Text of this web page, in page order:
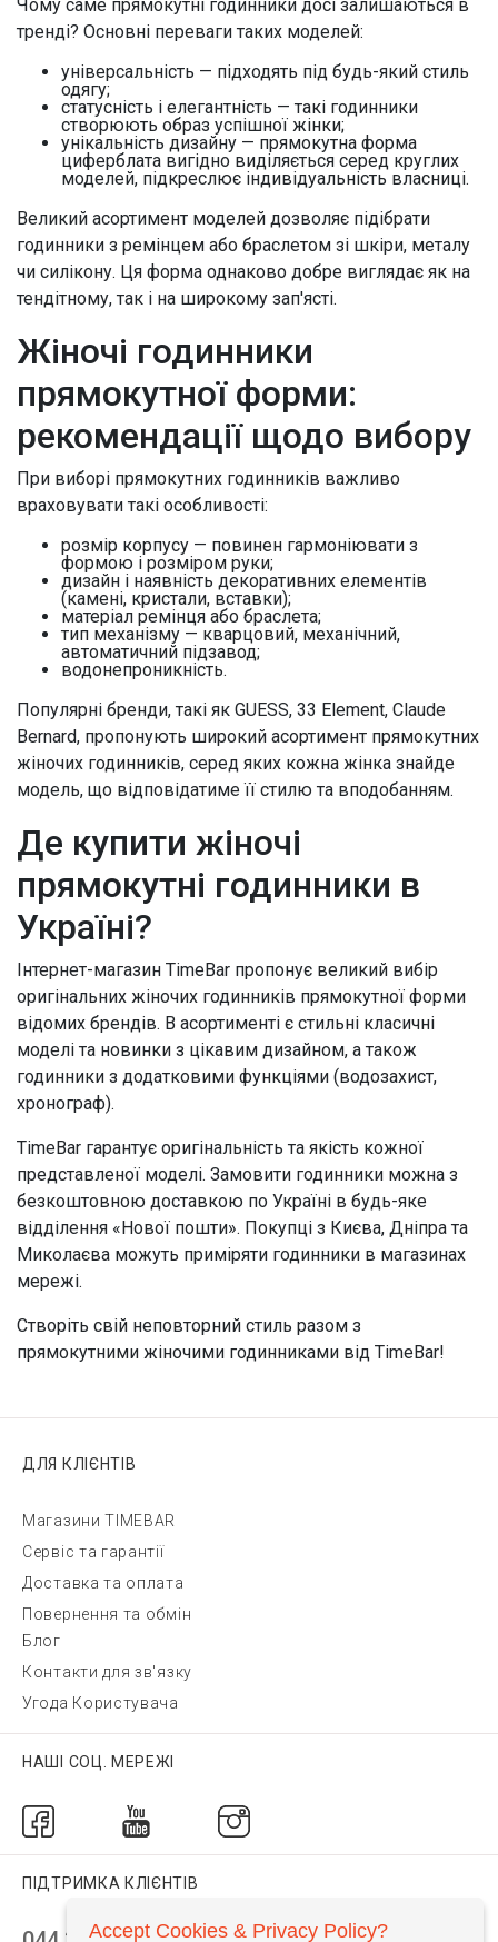
Чому саме прямокутні годинники досі залишаються в
тренді? Основні переваги таких моделей:
універсальність — підходять під будь-який стиль
одягу;
статусність і елегантність — такі годинники
створюють образ успішної жінки;
унікальність дизайну — прямокутна форма
циферблата вигідно виділяється серед круглих
моделей, підкреслює індивідуальність власниці.
Великий асортимент моделей дозволяє підібрати
годинники з ремінцем або браслетом зі шкіри, металу
чи силікону. Ця форма однаково добре виглядає як на
тендітному, так і на широкому зап'ясті.
Жіночі годинники
прямокутної форми:
рекомендації щодо вибору
При виборі прямокутних годинників важливо
враховувати такі особливості:
розмір корпусу — повинен гармоніювати з
формою і розміром руки;
дизайн і наявність декоративних елементів
(камені, кристали, вставки);
матеріал ремінця або браслета;
тип механізму — кварцовий, механічний,
автоматичний підзавод;
водонепроникність.
Популярні бренди, такі як GUESS, 33 Element, Claude
Bernard, пропонують широкий асортимент прямокутних
жіночих годинників, серед яких кожна жінка знайде
модель, що відповідатиме її стилю та вподобанням.
Де купити жіночі
прямокутні годинники в
Україні?
Інтернет-магазин TimeBar пропонує великий вибір
оригінальних жіночих годинників прямокутної форми
відомих брендів. В асортименті є стильні класичні
моделі та новинки з цікавим дизайном, а також
годинники з додатковими функціями (водозахист,
хронограф).
TimeBar гарантує оригінальність та якість кожної
представленої моделі. Замовити годинники можна з
безкоштовною доставкою по Україні в будь-яке
відділення «Нової пошти». Покупці з Києва, Дніпра та
Миколаєва можуть приміряти годинники в магазинах
мережі.
Створіть свій неповторний стиль разом з
прямокутними жіночими годинниками від TimeBar!
ДЛЯ КЛІЄНТІВ
Магазини TIMEBAR
Сервіс та гарантії
Доставка та оплата
Повернення та обмін
Блог
Контакти для зв'язку
Угода Користувача
НАШІ СОЦ. МЕРЕЖІ
ПІДТРИМКА КЛІЄНТІВ
Accept Cookies & Privacy Policy?